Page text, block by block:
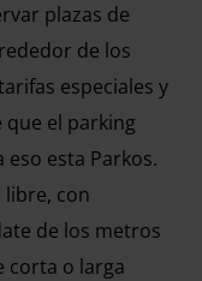
plazas de
de los
especiales y
el parking
esta Parkos.
libre, con
de los metros
corta o larga